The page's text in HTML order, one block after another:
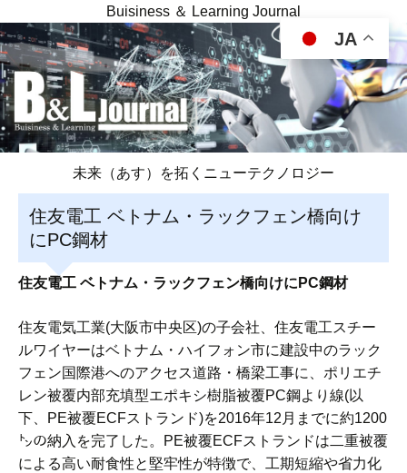
Buisiness ＆ Learning Journal
未来（あす）を拓くニューテクノロジー
住友電工 ベトナム・ラックフェン橋向け
にPC鋼材
住友電工 ベトナム・ラックフェン橋向けにPC鋼材
住友電気工業(大阪市中央区)の子会社、住友電工スチー
ルワイヤーはベトナム・ハイフォン市に建設中のラック
フェン国際港へのアクセス道路・橋梁工事に、ポリエチ
レン被覆内部充填型エポキシ樹脂被覆PC鋼より線(以
下、PE被覆ECFストランド)を2016年12月までに約1200
㌧の納入を完了した。PE被覆ECFストランドは二重被覆
による高い耐食性と堅牢性が特徴で、工期短縮や省力化
JA